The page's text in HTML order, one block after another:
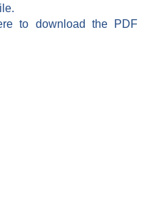
to download the PDF